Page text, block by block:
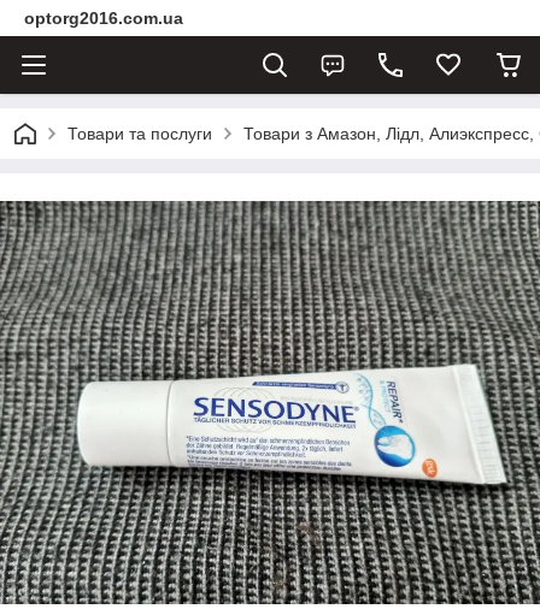
optorg2016.com.ua
Товари та послуги Товари з Амазон, Лідл, Алиэкспресс,